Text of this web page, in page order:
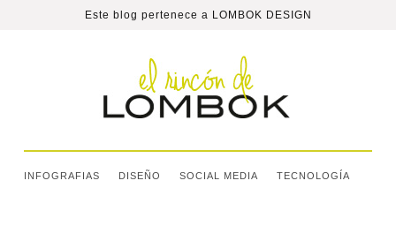
Este blog pertenece a LOMBOK DESIGN
INFOGRAFIAS DISEÑO SOCIAL MEDIA TECNOLOGÍA